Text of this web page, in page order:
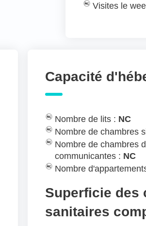
Visites le
Capacité
Nombre de lits : NC
Nombre de chambres
Nombre de chambres
communicantes : NC
Nombre
Superficie des
sanitaires